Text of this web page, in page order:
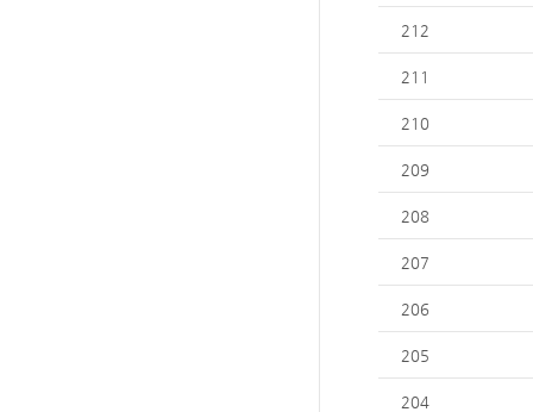
212
211
210
209
208
207
206
205
204